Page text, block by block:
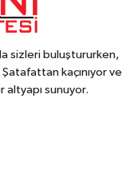
sizleri buluştururken,
kaçınıyor ve
altyapı sunuyor.